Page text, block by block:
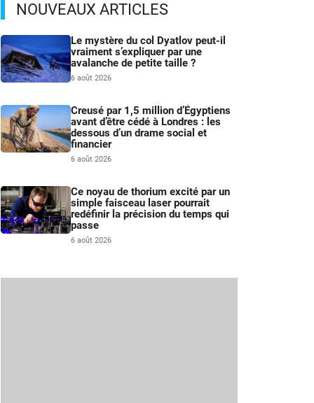
NOUVEAUX ARTICLES
Le mystère du col Dyatlov peut-il
vraiment s’expliquer par une
avalanche de petite taille ?
6 août 2026
Creusé par 1,5 million d’Égyptiens
avant d’être cédé à Londres : les
dessous d’un drame social et
financier
6 août 2026
Ce noyau de thorium excité par un
simple faisceau laser pourrait
redéfinir la précision du temps qui
passe
6 août 2026